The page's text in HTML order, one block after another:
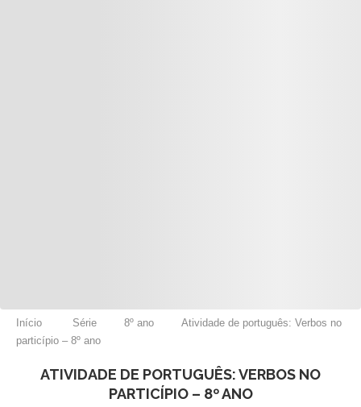
Início Série 8º ano
Atividade de português: Verbos no
particípio – 8º ano
ATIVIDADE DE PORTUGUÊS: VERBOS NO
PARTICÍPIO – 8º ANO